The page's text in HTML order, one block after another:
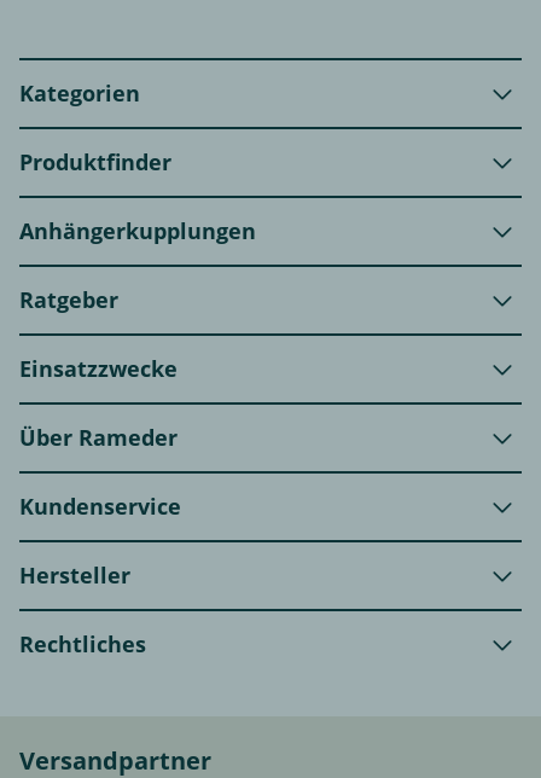
Kategorien
Produktfinder
Anhängerkupplungen
Ratgeber
Einsatzzwecke
Über Rameder
Kundenservice
Hersteller
Rechtliches
Versandpartner